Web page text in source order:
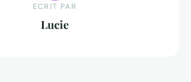
ECRIT PAR
Lucie